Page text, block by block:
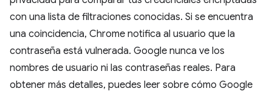
con una lista de filtraciones conocidas. Si se encuentra
una coincidencia, Chrome notifica al usuario que la
contraseña está vulnerada. Google nunca ve los
nombres de usuario ni las contraseñas reales. Para
obtener más detalles, puedes leer sobre cómo Google